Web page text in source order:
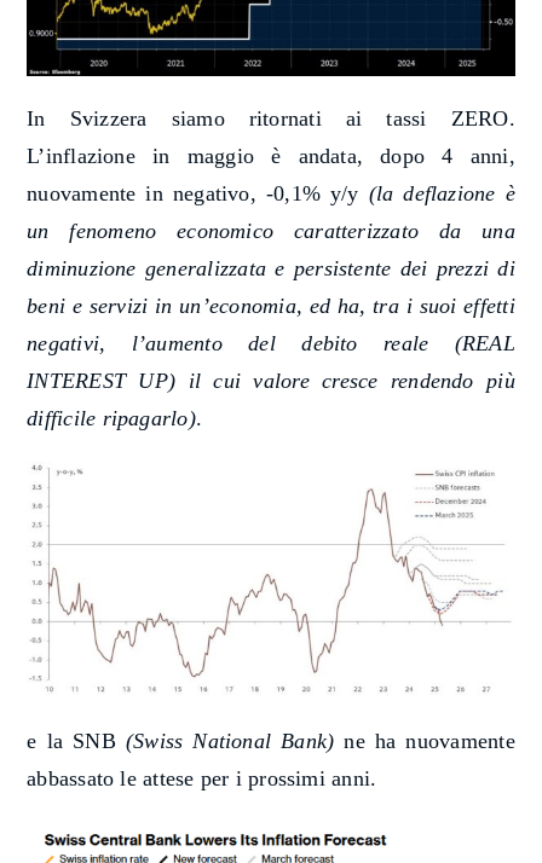
In Svizzera siamo ritornati ai tassi ZERO.
L’inflazione in maggio è andata, dopo 4 anni,
nuovamente in negativo, -0,1% y/y (la deflazione è
un fenomeno economico caratterizzato da una
diminuzione generalizzata e persistente dei prezzi di
beni e servizi in un’economia, ed ha, tra i suoi effetti
negativi, l’aumento del debito reale (REAL
INTEREST UP) il cui valore cresce rendendo più
difficile ripagarlo).
e la SNB (Swiss National Bank) ne ha nuovamente
abbassato le attese per i prossimi anni.